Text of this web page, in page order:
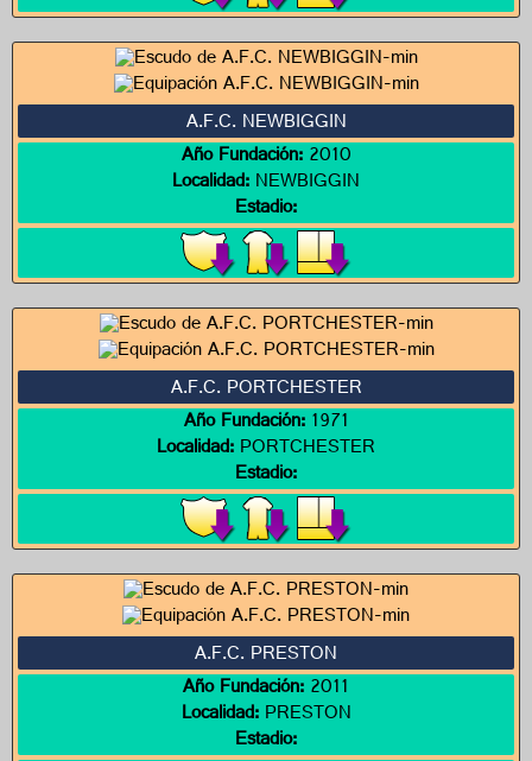
A.F.C. NEWBIGGIN
Año Fundación:2010
Localidad:NEWBIGGIN
Estadio:
A.F.C. PORTCHESTER
Año Fundación:1971
Localidad:PORTCHESTER
Estadio:
A.F.C. PRESTON
Año Fundación:2011
Localidad:PRESTON
Estadio: